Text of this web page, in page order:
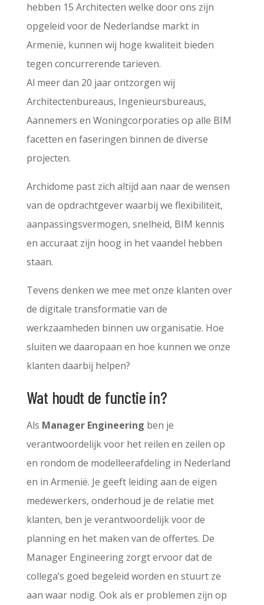
hebben 15 Architecten welke door ons zijn
opgeleid voor de Nederlandse markt in
Armenië, kunnen wij hoge kwaliteit bieden
tegen concurrerende tarieven.
Al meer dan 20 jaar ontzorgen wij
Architectenbureaus, Ingenieursbureaus,
Aannemers en Woningcorporaties op alle BIM
facetten en faseringen binnen de diverse
projecten.
Archidome past zich altijd aan naar de wensen
van de opdrachtgever waarbij we flexibiliteit,
aanpassingsvermogen, snelheid, BIM kennis
en accuraat zijn hoog in het vaandel hebben
staan.
Tevens denken we mee met onze klanten over
de digitale transformatie van de
werkzaamheden binnen uw organisatie. Hoe
sluiten we daaropaan en hoe kunnen we onze
klanten daarbij helpen?
Wat houdt de functie in?
Als Manager Engineering ben je
verantwoordelijk voor het reilen en zeilen op
en rondom de modelleerafdeling in Nederland
en in Armenië. Je geeft leiding aan de eigen
medewerkers, onderhoud je de relatie met
klanten, ben je verantwoordelijk voor de
planning en het maken van de offertes. De
Manager Engineering zorgt ervoor dat de
collega’s goed begeleid worden en stuurt ze
aan waar nodig. Ook als er problemen zijn op